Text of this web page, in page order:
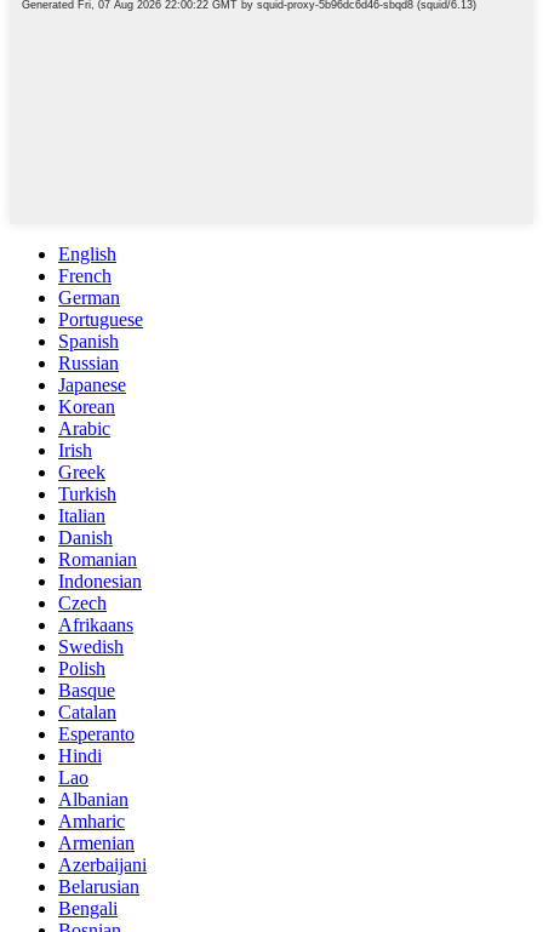
English
French
German
Portuguese
Spanish
Russian
Japanese
Korean
Arabic
Irish
Greek
Turkish
Italian
Danish
Romanian
Indonesian
Czech
Afrikaans
Swedish
Polish
Basque
Catalan
Esperanto
Hindi
Lao
Albanian
Amharic
Armenian
Azerbaijani
Belarusian
Bengali